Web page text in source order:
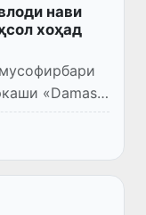
нави
хоҳад
«Damas
нави
дар